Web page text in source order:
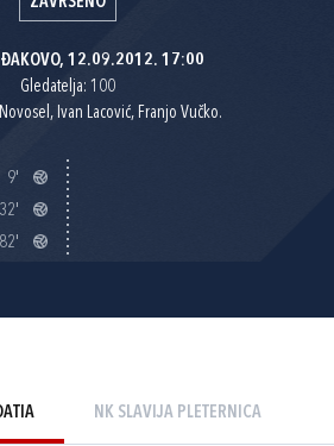
ĐAKOVO, 12.09.2012. 17:00
Gledatelja: 100
Ivan Lacović, Franjo Vučko.
9'
32'
82'
NK SLAVIJA PLETERNICA